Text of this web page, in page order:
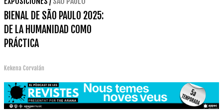
BIENAL DE SÃO PAULO 2025:
DE LA HUMANIDAD COMO
PRÁCTICA
Kekena Corvalán